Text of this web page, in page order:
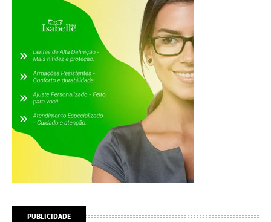
PUBLICIDADE